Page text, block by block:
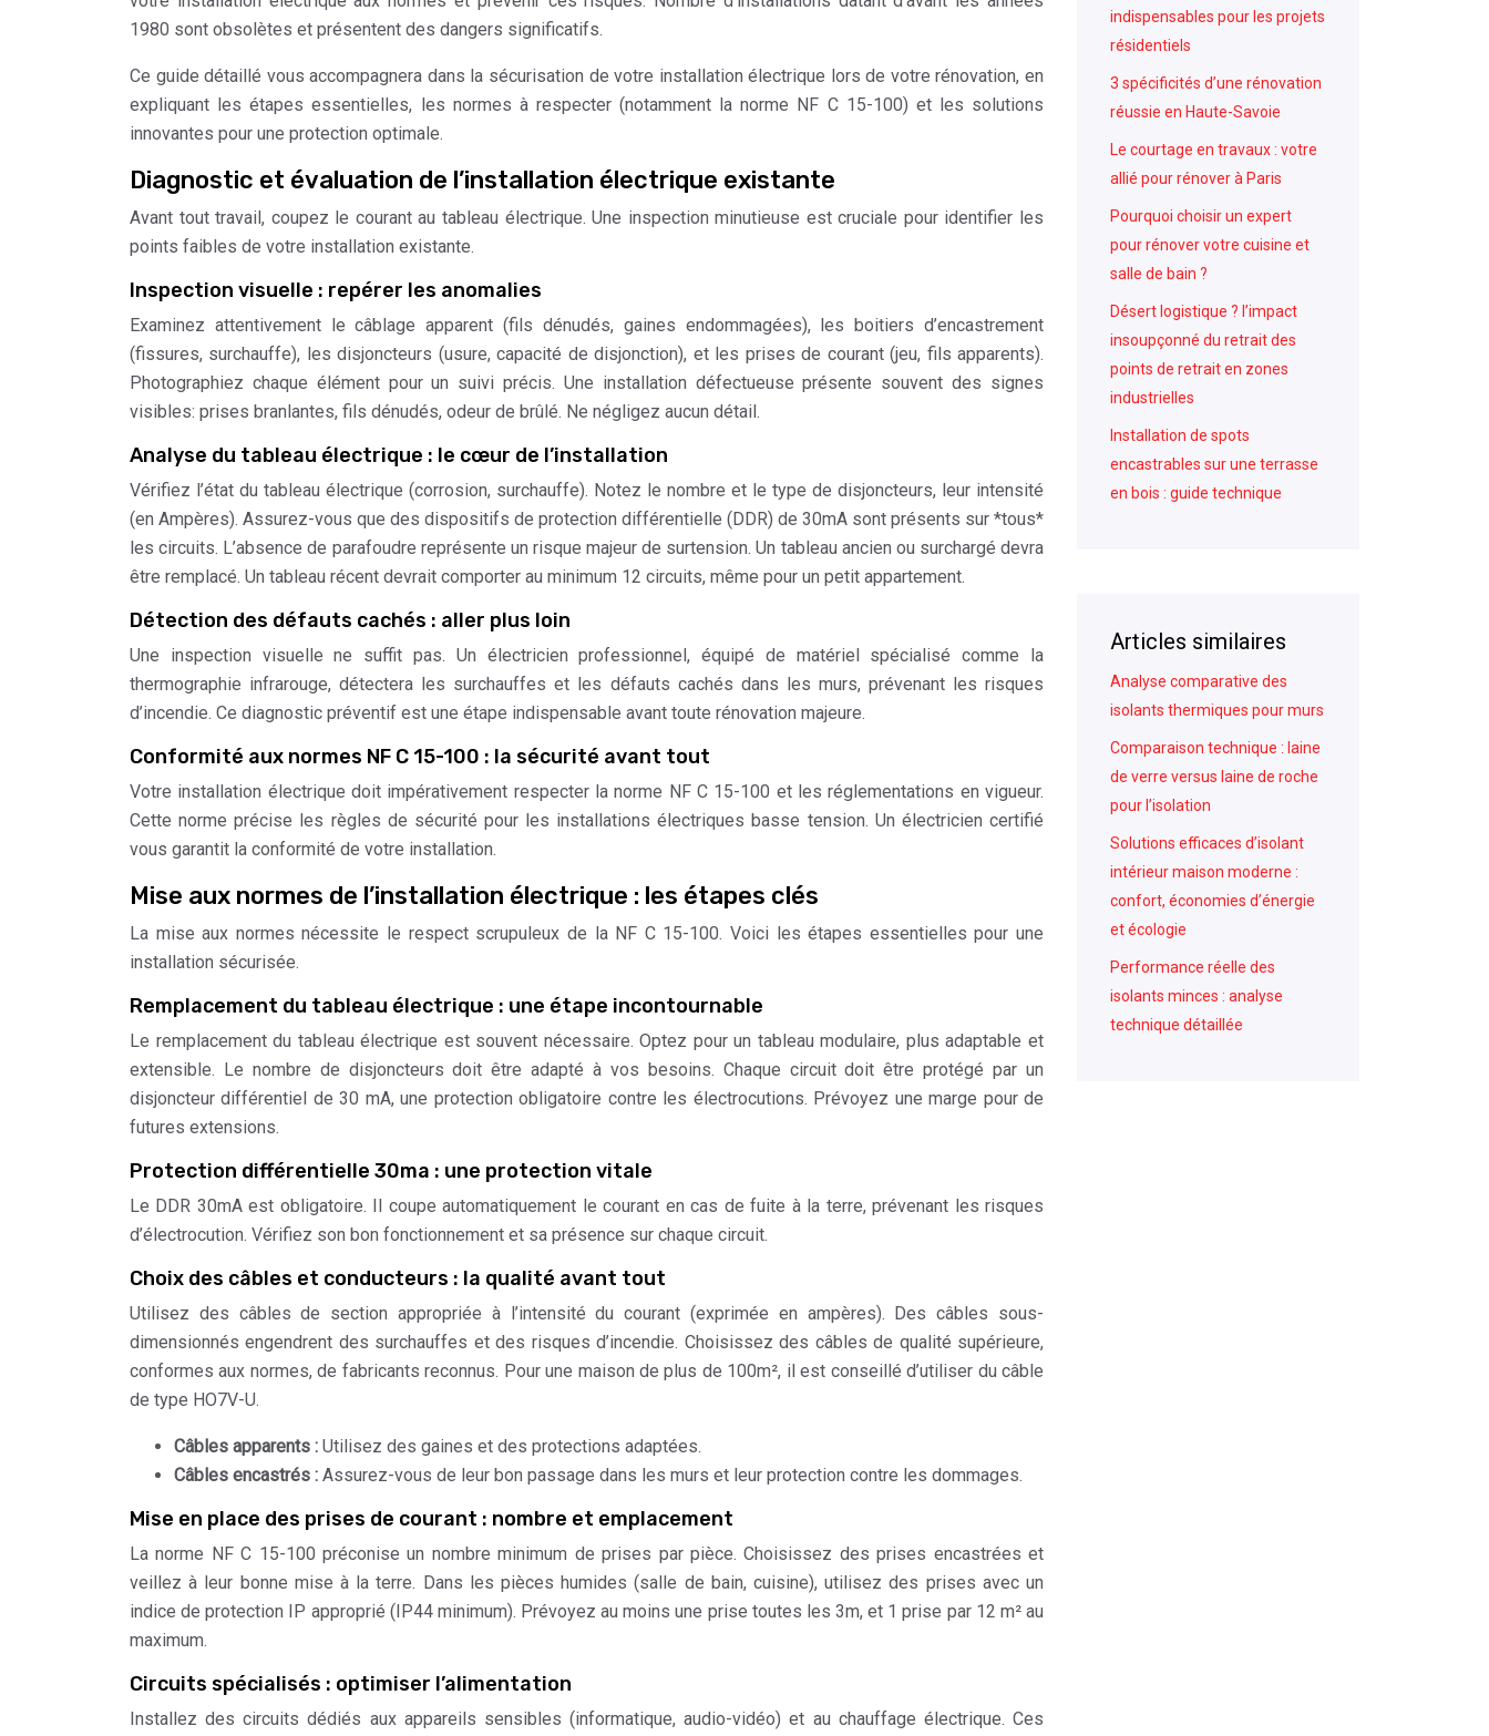
1980 sont obsolètes et présentent des dangers significatifs.
Ce guide détaillé vous accompagnera dans la sécurisation de votre installation électrique lors de votre rénovation, en
expliquant les étapes essentielles, les normes à respecter (notamment la norme NF C 15-100) et les solutions
innovantes pour une protection optimale.
Diagnostic et évaluation de l’installation électrique existante
Avant tout travail, coupez le courant au tableau électrique. Une inspection minutieuse est cruciale pour identifier les
points faibles de votre installation existante.
Inspection visuelle : repérer les anomalies
Examinez attentivement le câblage apparent (fils dénudés, gaines endommagées), les boitiers d’encastrement
(fissures, surchauffe), les disjoncteurs (usure, capacité de disjonction), et les prises de courant (jeu, fils apparents).
Photographiez chaque élément pour un suivi précis. Une installation défectueuse présente souvent des signes
visibles: prises branlantes, fils dénudés, odeur de brûlé. Ne négligez aucun détail.
Analyse du tableau électrique : le cœur de l’installation
Vérifiez l’état du tableau électrique (corrosion, surchauffe). Notez le nombre et le type de disjoncteurs, leur intensité
(en Ampères). Assurez-vous que des dispositifs de protection différentielle (DDR) de 30mA sont présents sur *tous*
les circuits. L’absence de parafoudre représente un risque majeur de surtension. Un tableau ancien ou surchargé devra
être remplacé. Un tableau récent devrait comporter au minimum 12 circuits, même pour un petit appartement.
Détection des défauts cachés : aller plus loin
Une inspection visuelle ne suffit pas. Un électricien professionnel, équipé de matériel spécialisé comme la
thermographie infrarouge, détectera les surchauffes et les défauts cachés dans les murs, prévenant les risques
d’incendie. Ce diagnostic préventif est une étape indispensable avant toute rénovation majeure.
Conformité aux normes NF C 15-100 : la sécurité avant tout
Votre installation électrique doit impérativement respecter la norme NF C 15-100 et les réglementations en vigueur.
Cette norme précise les règles de sécurité pour les installations électriques basse tension. Un électricien certifié
vous garantit la conformité de votre installation.
Mise aux normes de l’installation électrique : les étapes clés
La mise aux normes nécessite le respect scrupuleux de la NF C 15-100. Voici les étapes essentielles pour une
installation sécurisée.
Remplacement du tableau électrique : une étape incontournable
Le remplacement du tableau électrique est souvent nécessaire. Optez pour un tableau modulaire, plus adaptable et
extensible. Le nombre de disjoncteurs doit être adapté à vos besoins. Chaque circuit doit être protégé par un
disjoncteur différentiel de 30 mA, une protection obligatoire contre les électrocutions. Prévoyez une marge pour de
futures extensions.
Protection différentielle 30ma : une protection vitale
Le DDR 30mA est obligatoire. Il coupe automatiquement le courant en cas de fuite à la terre, prévenant les risques
d’électrocution. Vérifiez son bon fonctionnement et sa présence sur chaque circuit.
Choix des câbles et conducteurs : la qualité avant tout
Utilisez des câbles de section appropriée à l’intensité du courant (exprimée en ampères). Des câbles sous-
dimensionnés engendrent des surchauffes et des risques d’incendie. Choisissez des câbles de qualité supérieure,
conformes aux normes, de fabricants reconnus. Pour une maison de plus de 100m², il est conseillé d’utiliser du câble
de type HO7V-U.
Câbles apparents : Utilisez des gaines et des protections adaptées.
Câbles encastrés : Assurez-vous de leur bon passage dans les murs et leur protection contre les dommages.
Mise en place des prises de courant : nombre et emplacement
La norme NF C 15-100 préconise un nombre minimum de prises par pièce. Choisissez des prises encastrées et
veillez à leur bonne mise à la terre. Dans les pièces humides (salle de bain, cuisine), utilisez des prises avec un
indice de protection IP approprié (IP44 minimum). Prévoyez au moins une prise toutes les 3m, et 1 prise par 12 m² au
maximum.
Circuits spécialisés : optimiser l’alimentation
Installez des circuits dédiés aux appareils sensibles (informatique, audio-vidéo) et au chauffage électrique. Ces
indispensables pour les projets
résidentiels
3 spécificités d’une rénovation
réussie en Haute-Savoie
Le courtage en travaux : votre
allié pour rénover à Paris
Pourquoi choisir un expert
pour rénover votre cuisine et
salle de bain ?
Désert logistique ? l’impact
insoupçonné du retrait des
points de retrait en zones
industrielles
Installation de spots
encastrables sur une terrasse
en bois : guide technique
Articles similaires
Analyse comparative des
isolants thermiques pour murs
Comparaison technique : laine
de verre versus laine de roche
pour l’isolation
Solutions efficaces d’isolant
intérieur maison moderne :
confort, économies d’énergie
et écologie
Performance réelle des
isolants minces : analyse
technique détaillée